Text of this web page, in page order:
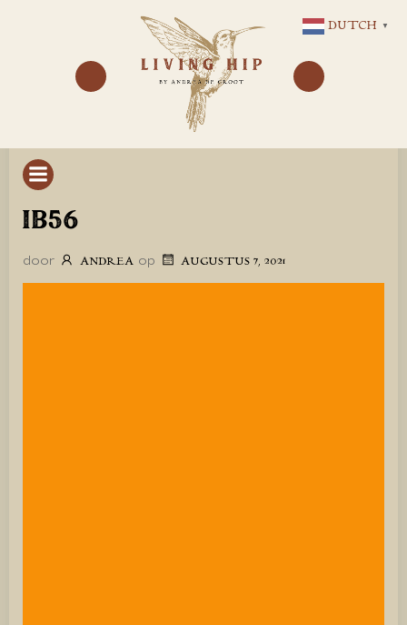
NAAR
DE
INHOUD
IB56
door ANDREA op AUGUSTUS 7, 2021
DUTCH ▼